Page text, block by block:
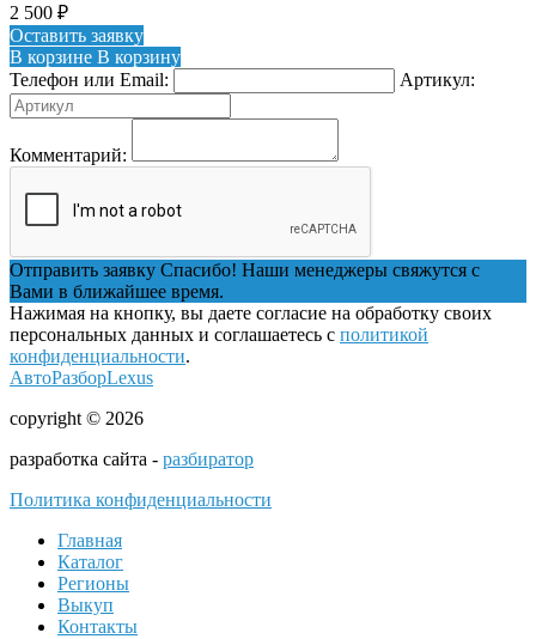
2 500 ₽
Оставить заявку
В корзине В корзину
Телефон или Email:
Артикул:
Комментарий:
Отправить заявку Спасибо! Наши менеджеры свяжутся с
Вами в ближайшее время.
Нажимая на кнопку, вы даете согласие на обработку своих
персональных данных и соглашаетесь с политикой
конфиденциальности.
АвтоРазборLexus
copyright © 2026
разработка сайта - разбиратор
Политика конфиденциальности
Главная
Каталог
Регионы
Выкуп
Контакты